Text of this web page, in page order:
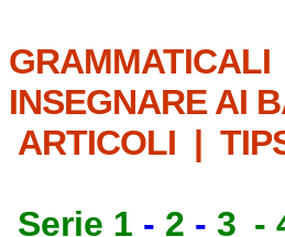
GRAMMATICALI
INSEGNARE AI
ARTICOLI |
Serie 1 - 2 - 3 -